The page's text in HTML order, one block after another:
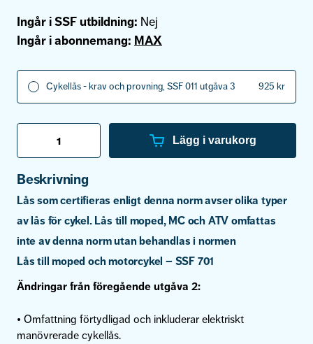
Ingår i SSF utbildning: Nej
Ingår i abonnemang: MAX
Cykellås - krav och provning, SSF 011 utgåva 3 925 kr
Cykellås
provning
-
SSF
011
utg.
3
mängd
Lägg i varukorg
Beskrivning
Lås som certifieras enligt denna norm avser olika typer
av lås för cykel. Lås till moped, MC och ATV omfattas
inte av denna norm utan behandlas i normen
Lås till moped och motorcykel – SSF 701
Ändringar från föregående utgåva 2:
• Omfattning förtydligad och inkluderar elektriskt
manövrerade cykellås.